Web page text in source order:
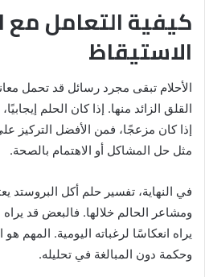
كيفية التعامل مع
الاستيقاظ
الأحلام تبقى مجرد رسائل قد تحمل
القلق الزائد منها. إذا كان الحلم
إذا كان مزعجًا، فمن الأفضل التركيز
مثل حل المشاكل أو الاهتمام بالصحة.
في النهاية، تفسير حلم أكل البروستد
ومشاعر الحالم خلالها. فالبعض قد يراه
يراه انعكاسًا لرغباته اليومية. المهم
وحكمة دون المبالغة في تحليله.